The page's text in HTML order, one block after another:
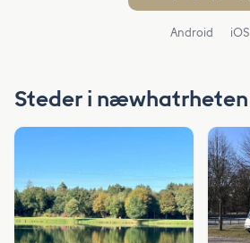
Android iOS
Steder i næwhatrheten